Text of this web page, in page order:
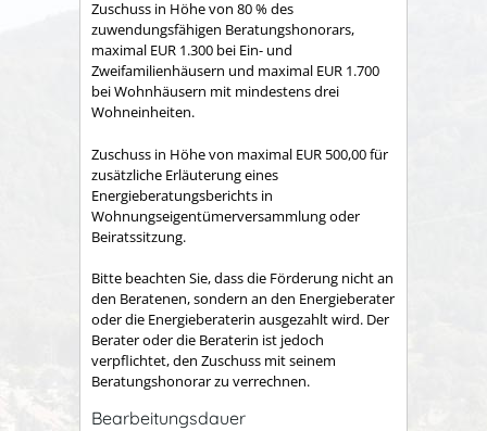
Zuschuss in Höhe von 80 % des
zuwendungsfähigen Beratungshonorars,
maximal EUR 1.300 bei Ein- und
Zweifamilienhäusern und maximal EUR 1.700
bei Wohnhäusern mit mindestens drei
Wohneinheiten.
Zuschuss in Höhe von maximal EUR 500,00 für
zusätzliche Erläuterung eines
Energieberatungsberichts in
Wohnungseigentümerversammlung oder
Beiratssitzung.
Bitte beachten Sie, dass die Förderung nicht an
den Beratenen, sondern an den Energieberater
oder die Energieberaterin ausgezahlt wird. Der
Berater oder die Beraterin ist jedoch
verpflichtet, den Zuschuss mit seinem
Beratungshonorar zu verrechnen.
Bearbeitungsdauer